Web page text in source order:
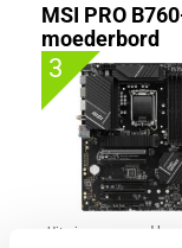
MSI PRO
moederbord
3
Uit eigen voorraad